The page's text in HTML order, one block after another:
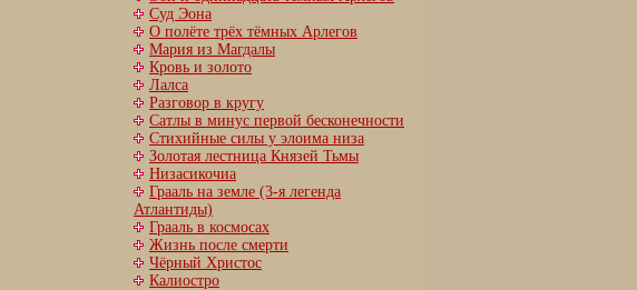
Суд Эона
О полёте трёх тёмных Арлегов
Мария из Магдалы
Кровь и золото
Лалса
Разговор в кругу
Сатлы в минус первой бесконечности
Стихийные силы у элоима низа
Золотая лестница Князей Тьмы
Низасикочиа
Грааль на земле (3-я легенда
Атлантиды)
Грааль в космосах
Жизнь после смерти
Чёрный Христос
Калиостро